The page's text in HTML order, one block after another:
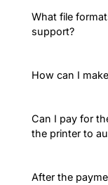
What file
support?
How can I
Can I pay for
the printer to
After the